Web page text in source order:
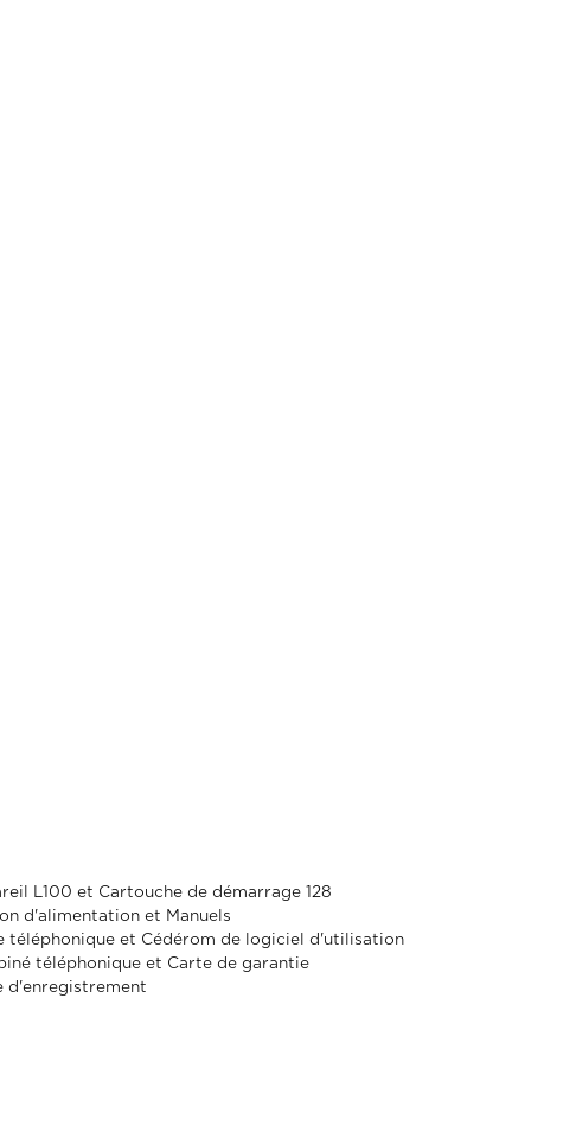
L100 et Cartouche de démarrage 128
d'alimentation et Manuels
téléphonique et Cédérom de logiciel d'utilisation
téléphonique et Carte de garantie
d'enregistrement